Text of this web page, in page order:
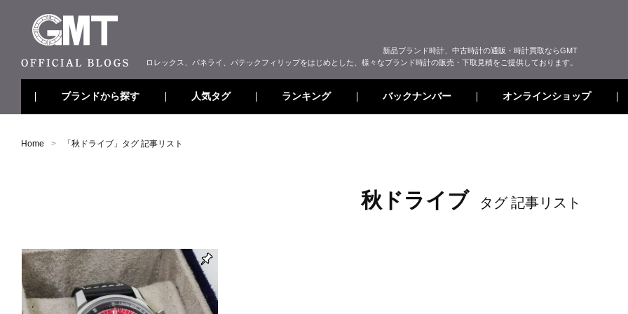
新品ブランド時計、中古時計の通販・時計買取ならGMT
ロレックス、パネライ、パテックフィリップをはじめとした、様々なブランド時計の販売・下取見積をご提供しております。
ブランドから探す 人気タグ ランキング バックナンバー オンラインショップ
Home 「 秋ドライブ 」タグ 記事リスト
秋ドライブ タグ 記事リスト